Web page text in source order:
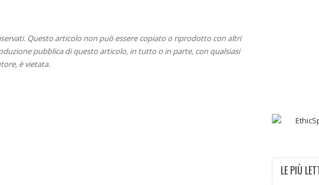
Questo articolo non può essere copiato o riprodotto con altri
pubblica di questo articolo, in tutto o in parte, con qualsiasi
è vietata.
LE PIÙ